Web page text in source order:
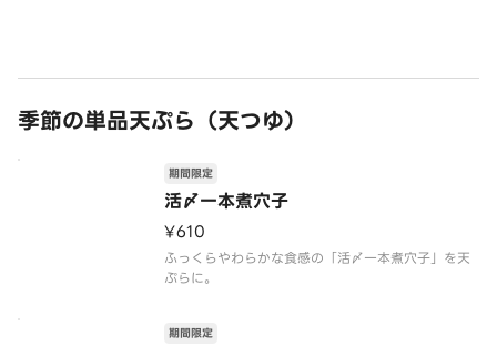
季節の単品天ぷら（天つゆ）
活〆一本煮穴子
期間限定
¥610
ふっくらやわらかな食感の「活〆一本煮穴子」を天
ぷらに。
期間限定